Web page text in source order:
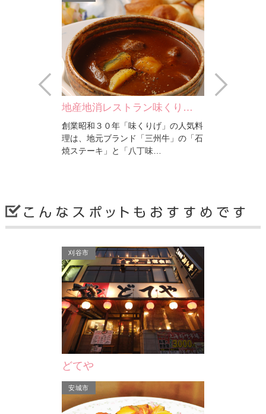
伊賀大正庵
創業８０年の老舗うどん屋。こだわり
ぬかれた伝統の「だし」を使用したメ
ニューは、どれを食べて…
三八本店
岡崎市
Prev
刈谷市
どてや
安城市